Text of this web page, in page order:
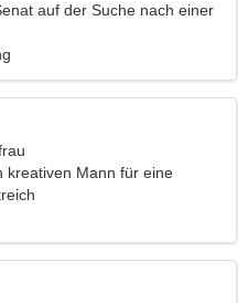
auf der Suche nach einer
kreativen Mann für eine